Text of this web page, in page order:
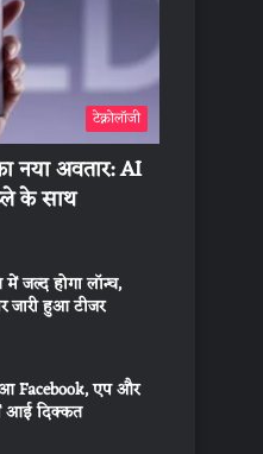
टेक्नोलॉजी
नया अवतार: AI
के साथ
जल्द होगा लॉन्च,
जारी हुआ टीजर
Facebook, एप और
आई दिक्कत